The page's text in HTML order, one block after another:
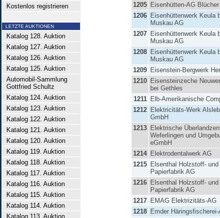
Kostenlos registrieren
LETZTE AUKTIONEN
Katalog 128. Auktion
Katalog 127. Auktion
Katalog 126. Auktion
Katalog 125. Auktion
Automobil-Sammlung
Gottfried Schultz
Katalog 124. Auktion
Katalog 123. Auktion
Katalog 122. Auktion
Katalog 121. Auktion
Katalog 120. Auktion
Katalog 119. Auktion
Katalog 118. Auktion
Katalog 117. Auktion
Katalog 116. Auktion
Katalog 115. Auktion
Katalog 114. Auktion
Katalog 113. Auktion
1205 Eisenhütten-AG Blücher
1206 Eisenhüttenwerk Keula
Muskau AG
1207 Eisenhüttenwerk Keula
Muskau AG
1208 Eisenhüttenwerk Keula
Muskau AG
1209 Eisenstein-Bergwerk
1210 Eisensteinzeche
bei Gethles
1211
Elb-Amerikanische
1212 Elektricitäts-Werk
GmbH
1213 Elektrische
Weferlingen und
eGmbH
1214 Elektrodentalwerk AG
1215 Elsenthal Holzstoff- und
Papierfabrik AG
1216 Elsenthal Holzstoff- und
Papierfabrik AG
1217 EMAG Elektrizitäts-AG
1218 Emder Häringsfischerei-